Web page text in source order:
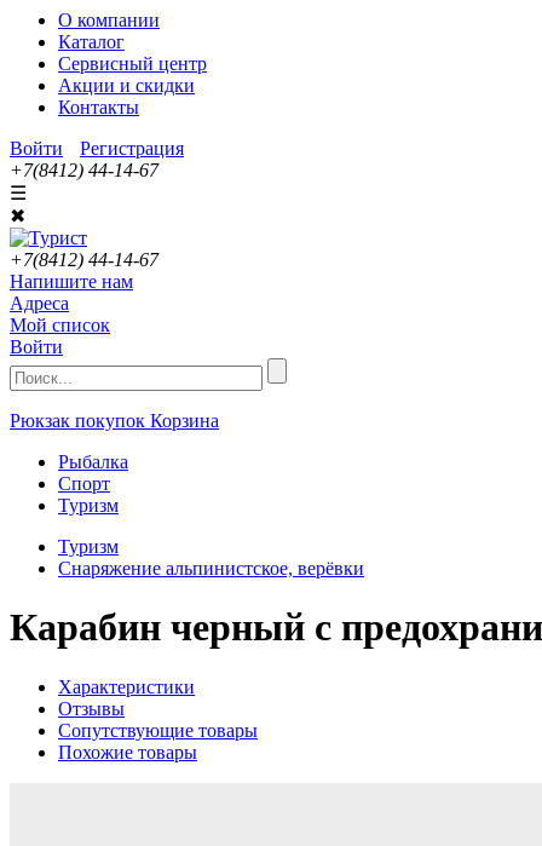
О компании
Каталог
Сервисный центр
Акции и скидки
Контакты
Войти
Регистрация
+7(8412) 44-14-67
☰
✖
+7(8412) 44-14-67
Напишите нам
Адреса
Мой список
Войти
Рюкзак покупок Корзина
Рыбалка
Спорт
Туризм
Туризм
Снаряжение альпинистское, верёвки
Карабин черный с
Характеристики
Отзывы
Сопутствующие товары
Похожие товары